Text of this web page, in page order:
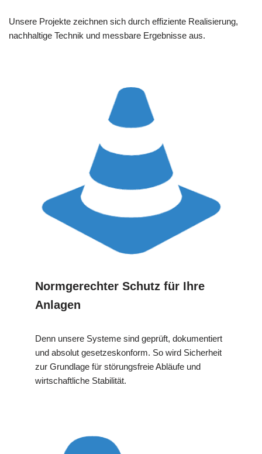
Unsere Projekte zeichnen sich durch effiziente Realisierung,
nachhaltige Technik und messbare Ergebnisse aus.
Normgerechter Schutz für Ihre
Anlagen
Denn unsere Systeme sind geprüft, dokumentiert
und absolut gesetzeskonform. So wird Sicherheit
zur Grundlage für störungsfreie Abläufe und
wirtschaftliche Stabilität.